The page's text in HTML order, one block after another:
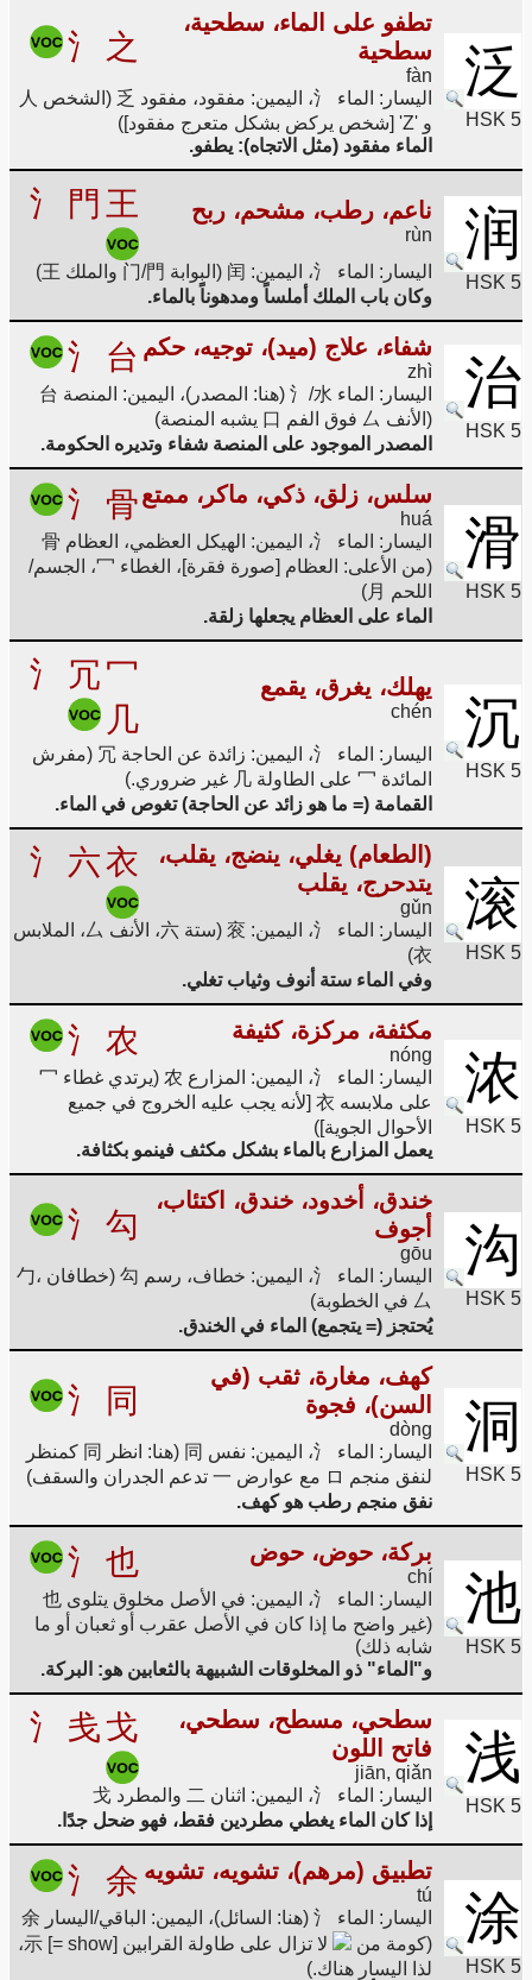
泛
HSK 5
تطفو على الماء، سطحية،
سطحية
fàn
氵 之
اليسار: الماء 氵، اليمين: مفقود، مفقود 乏 (الشخص 人
و 'Z' [شخص يركض بشكل متعرج مفقود])
الماء مفقود (مثل الاتجاه): يطفو.
润
HSK 5
ناعم، رطب، مشحم، ربح
rùn
氵 門 王
اليسار: الماء 氵، اليمين: 闰 (البوابة 门/門 والملك 王)
وكان باب الملك أملساً ومدهوناً بالماء.
治
HSK 5
شفاء، علاج (ميد)، توجيه، حكم
zhì
氵 台
اليسار: الماء 氵/水 (هنا: المصدر)، اليمين: المنصة 台
(الأنف 厶 فوق الفم 口 يشبه المنصة)
المصدر الموجود على المنصة شفاء وتديره الحكومة.
滑
HSK 5
سلس، زلق، ذكي، ماكر، ممتع
huá
氵 骨
اليسار: الماء 氵، اليمين: الهيكل العظمي، العظام 骨
(من الأعلى: العظام [صورة فقرة]، الغطاء 冖، الجسم/
اللحم 月)
الماء على العظام يجعلها زلقة.
沉
HSK 5
يهلك، يغرق، يقمع
chén
氵 冗冖
几
اليسار: الماء 氵، اليمين: زائدة عن الحاجة 冗 (مفرش
المائدة 冖 على الطاولة 几 غير ضروري.)
القمامة (= ما هو زائد عن الحاجة) تغوص في الماء.
滚
HSK 5
(الطعام) يغلي، ينضج، يقلب،
يتدحرج، يقلب
gǔn
氵 六衣
اليسار: الماء 氵، اليمين: 衮 (ستة 六، الأنف 厶، الملابس
衣)
وفي الماء ستة أنوف وثياب تغلي.
浓
HSK 5
مكثفة، مركزة، كثيفة
nóng
氵 农
اليسار: الماء 氵، اليمين: المزارع 农 (يرتدي غطاء 冖
على ملابسه 衣 [لأنه يجب عليه الخروج في جميع
الأحوال الجوية])
يعمل المزارع بالماء بشكل مكثف فينمو بكثافة.
沟
HSK 5
خندق، أخدود، خندق، اكتئاب،
أجوف
gōu
氵 勾
اليسار: الماء 氵، اليمين: خطاف، رسم 勾 (خطافان 勹،
厶 في الخطوبة)
يُحتجز (= يتجمع) الماء في الخندق.
洞
HSK 5
كهف، مغارة، ثقب (في
السن)، فجوة
dòng
氵 同
اليسار: الماء 氵، اليمين: نفس 同 (هنا: انظر 同 كمنظر
لنفق منجم ロ مع عوارض 一 تدعم الجدران والسقف)
نفق منجم رطب هو كهف.
池
HSK 5
بركة، حوض، حوض
chí
氵 也
اليسار: الماء 氵، اليمين: في الأصل مخلوق يتلوى 也
(غير واضح ما إذا كان في الأصل عقرب أو ثعبان أو ما
شابه ذلك)
و"الماء" ذو المخلوقات الشبيهة بالثعابين هو: البركة.
浅
HSK 5
سطحي، مسطح، سطحي،
فاتح اللون
jiān, qiǎn
氵 戋戈
اليسار: الماء 氵، اليمين: اثنان 二 والمطرد 戈
إذا كان الماء يغطي مطردين فقط، فهو ضحل جدًا.
涂
HSK 5
تطبيق (مرهم)، تشويه، تشويه
tú
氵 余
اليسار: الماء 氵 (هنا: السائل)، اليمين: الباقي/اليسار 余
(كومة من
لا تزال على طاولة القرابين 示 [= show]،
لذا اليسار هناك.)